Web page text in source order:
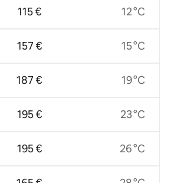
115 €
157 €
187 €
195 €
195 €
12 °C
15 °C
19 °C
23 °C
26 °C